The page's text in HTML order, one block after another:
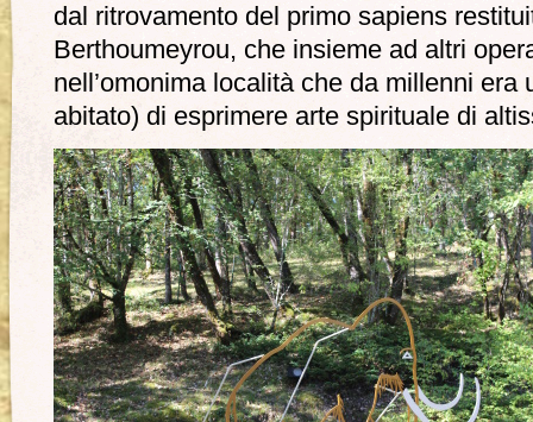
dal ritrovamento del primo sapiens
Berthoumeyrou, che insieme ad altri
nell’omonima località che da millenni
abitato) di esprimere arte spirituale di